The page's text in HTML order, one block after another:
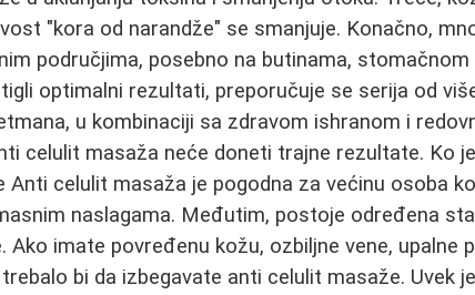
"kora od narandže" se smanjuje. Konačno,
područjima, posebno na butinama, stomačnom
optimalni rezultati, preporučuje se serija od
u kombinaciji sa zdravom ishranom i
celulit masaža neće doneti trajne rezultate. Ko
Anti celulit masaža je pogodna za većinu osoba
naslagama. Međutim, postoje određena
Ako imate povređenu kožu, ozbiljne vene, upalne
bi da izbegavate anti celulit masaže. Uvek